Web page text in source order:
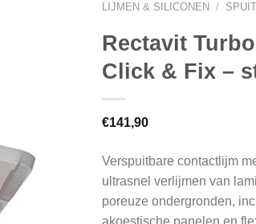
LIJMEN & SILICONEN /
Rectavit
Click & Fix –
€141,90
Verspuitbare contactlijm
ultrasnel verlijmen van
poreuze ondergronden,
akoestische panelen en